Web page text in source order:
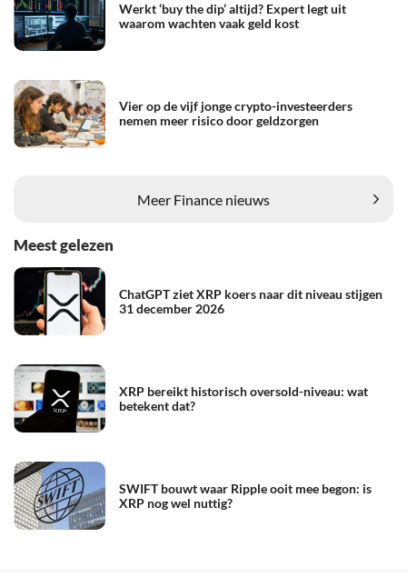
Werkt ‘buy the dip’ altijd? Expert legt uit
waarom wachten vaak geld kost
Vier op de vijf jonge crypto-investeerders
nemen meer risico door geldzorgen
Meer Finance nieuws
Meest gelezen
ChatGPT ziet XRP koers naar dit niveau stijgen
31 december 2026
XRP bereikt historisch oversold-niveau: wat
betekent dat?
SWIFT bouwt waar Ripple ooit mee begon: is
XRP nog wel nuttig?